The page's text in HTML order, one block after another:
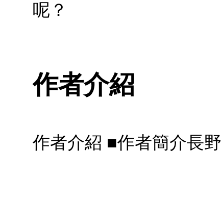
呢？
作者介紹
作者介紹 ■作者簡介長